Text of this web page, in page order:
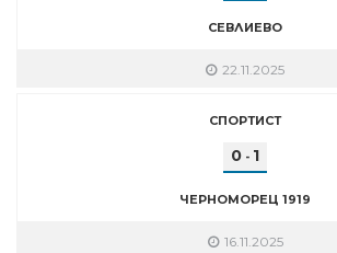
СЕВЛИЕВО
22.11.2025
СПОРТИСТ
0 - 1
ЧЕРНОМОРЕЦ 1919
16.11.2025